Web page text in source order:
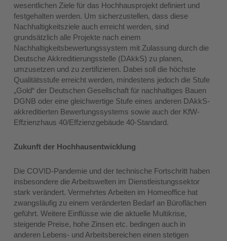
wesentlichen Ziele für das Hochhausprojekt definiert und
festgehalten werden. Um sicherzustellen, dass diese
Nachhaltigkeitsziele auch erreicht werden, sind
grundsätzlich alle Projekte nach einem
Nachhaltigkeitsbewertungssystem mit Zulassung durch die
Deutsche Akkreditierungsstelle (DAkkS) zu planen,
umzusetzen und zu zertifizieren. Dabei soll die höchste
Qualitätsstufe erreicht werden, mindestens jedoch die Stufe
„Gold“ der Deutschen Gesellschaft für nachhaltiges Bauen
DGNB oder eine gleichwertige Stufe eines anderen DAkkS-
akkreditierten Bewertungssystems sowie auch der KfW-
Effzienzhaus 40/Effzienzgebäude 40-Standard.
Zukunft der Hochhausentwicklung
Die COVID-Pandemie und der technische Fortschritt haben
insbesondere die Arbeitswelten im Dienstleistungssektor
stark verändert. Vermehrtes Arbeiten im Homeoffice hat
zwangsläufig zu einem veränderten Bedarf an Büroflächen
geführt. Weitere Einflüsse wie die aktuelle Multikrise,
steigende Preise, hohe Zinsen etc. bedingen auch in
anderen Lebens- und Arbeitsbereichen einen stetigen